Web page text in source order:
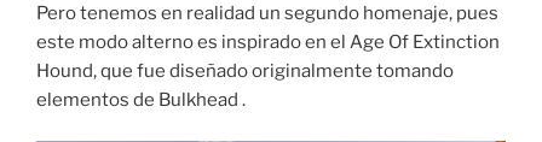
Pero tenemos en realidad un segundo homenaje, pues
este modo alterno es inspirado en el Age Of Extinction
Hound, que fue diseñado originalmente tomando
elementos de Bulkhead .